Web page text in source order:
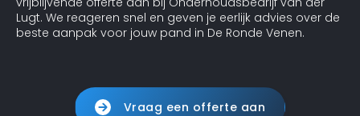
Lugt. We reageren snel en geven je eerlijk advies over de
beste aanpak voor jouw pand in De Ronde Venen.
Vraag een offerte aan